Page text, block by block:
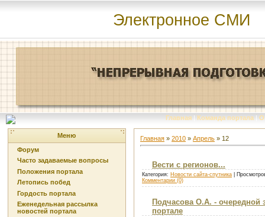
Электронное СМИ
Главная | Команда портала | О
Меню
Форум
Часто задаваемые вопросы
Положения портала
Летопись побед
Гордость портала
Еженедельная рассылка
новостей портала
Главная » 2010 » Апрель » 12
Вести с регионов...
Категория: Новости сайта-спутника |
Комментарии (0)
Подчасова О.А. - очередной
портале